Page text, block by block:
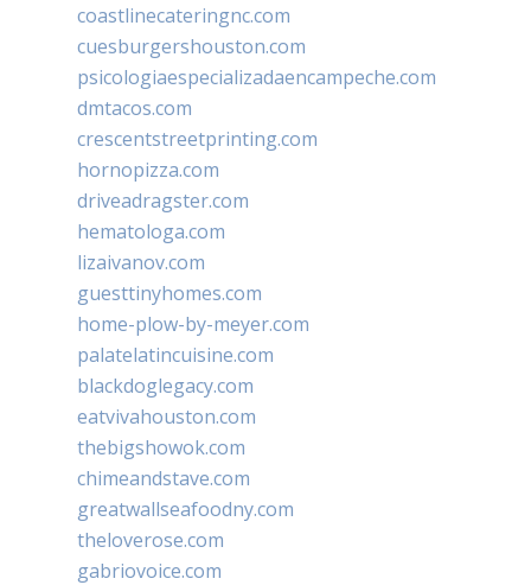
coastlinecateringnc.com
cuesburgershouston.com
psicologiaespecializadaencampeche.com
dmtacos.com
crescentstreetprinting.com
hornopizza.com
driveadragster.com
hematologa.com
lizaivanov.com
guesttinyhomes.com
home-plow-by-meyer.com
palatelatincuisine.com
blackdoglegacy.com
eatvivahouston.com
thebigshowok.com
chimeandstave.com
greatwallseafoodny.com
theloverose.com
gabriovoice.com